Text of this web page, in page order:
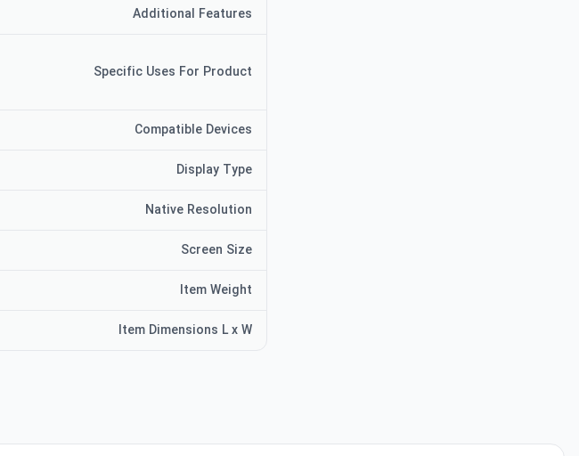
Additional Features
Specific Uses For Product
Compatible Devices
Display Type
Native Resolution
Screen Size
Item Weight
Item Dimensions L x W